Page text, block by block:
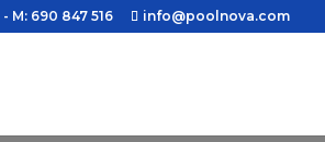
- M: 690 847 516 info@poolnova.com